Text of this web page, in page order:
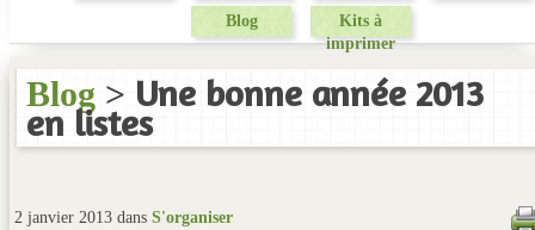
Blog
Kits à
imprimer
Blog > Une bonne année 2013
en listes
2 janvier 2013 dans S'organiser